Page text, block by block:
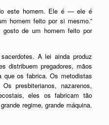
este homem. Ele é — ele é
homem feito por si mesmo.”
de um homem feito por
A lei ainda produz
distribuem pregadores, mãos
que os fabrica. Os metodistas
presbiterianos, nazarenos,
eles os fabricam tão
regime, grande máquina.